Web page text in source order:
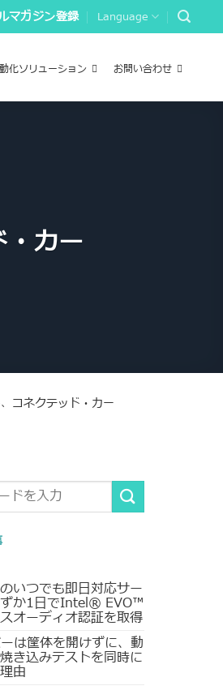
マガジン登録 Language
化ソリューション お問い合わせ
カー
コネクテッド・カー
いつでも即日対応サー
ずか1日でIntel® EVO™
オーディオ認証を取得
は筐体を開けずに、動
き込みテストを同時に
由